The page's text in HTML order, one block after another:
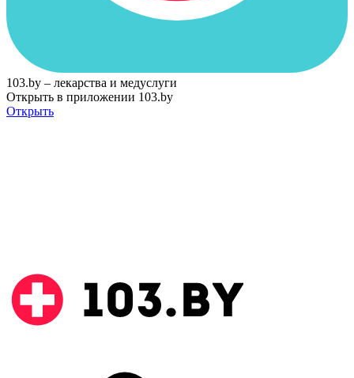
103.by – лекарства и медуслуги
Открыть в приложении 103.by
Открыть